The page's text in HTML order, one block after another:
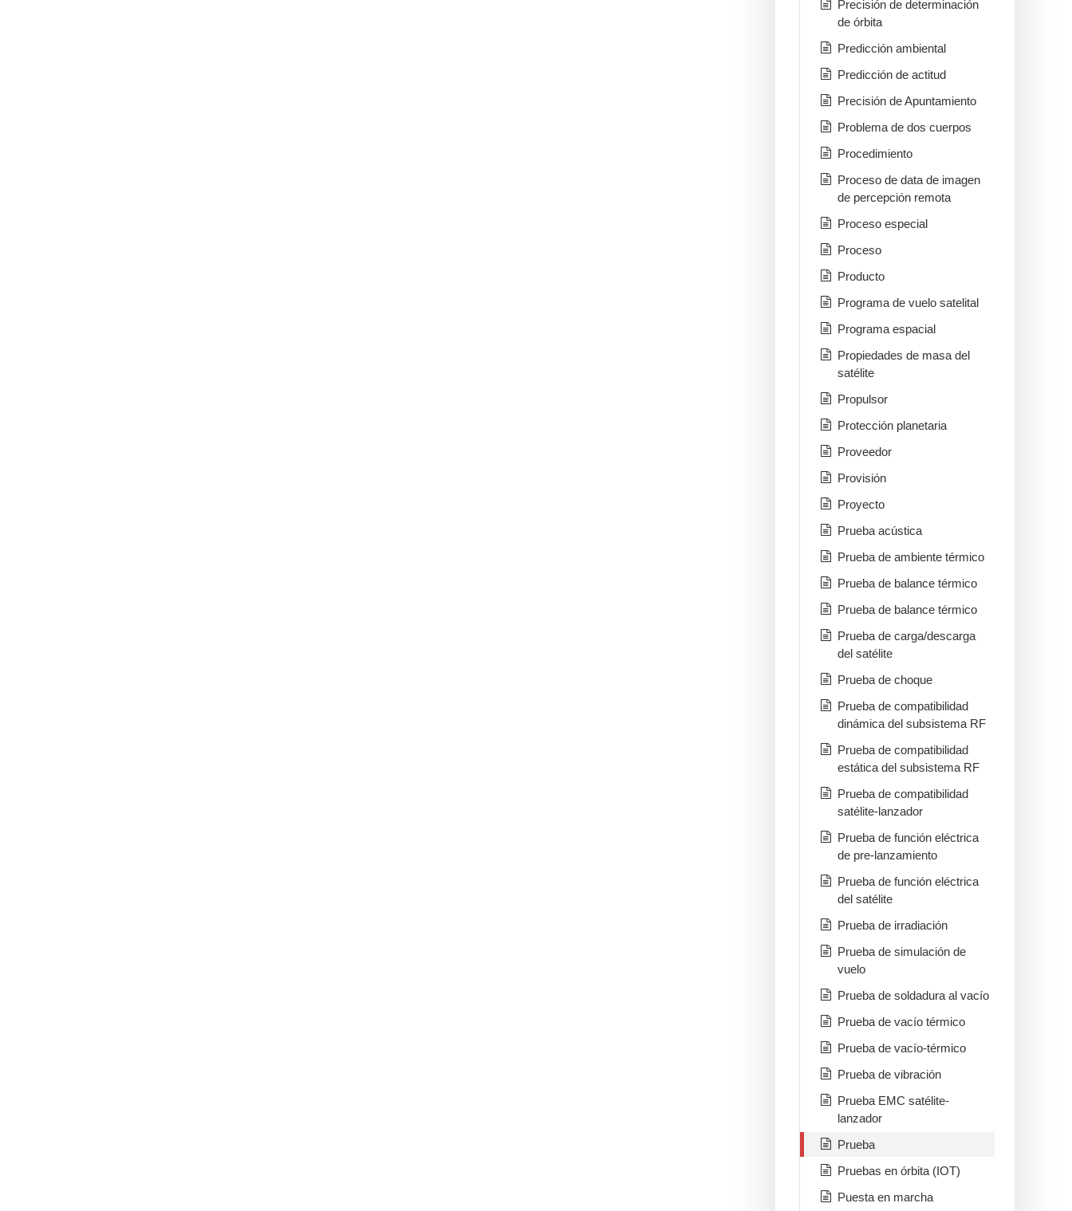
Precisión de determinación
de órbita
Predicción ambiental
Predicción de actitud
Precisión de Apuntamiento
Problema de dos cuerpos
Procedimiento
Proceso de data de imagen
de percepción remota
Proceso especial
Proceso
Producto
Programa de vuelo satelital
Programa espacial
Propiedades de masa del
satélite
Propulsor
Protección planetaria
Proveedor
Provisión
Proyecto
Prueba acústica
Prueba de ambiente térmico
Prueba de balance térmico
Prueba de balance térmico
Prueba de carga/descarga
del satélite
Prueba de choque
Prueba de compatibilidad
dinámica del subsistema RF
Prueba de compatibilidad
estática del subsistema RF
Prueba de compatibilidad
satélite-lanzador
Prueba de función eléctrica
de pre-lanzamiento
Prueba de función eléctrica
del satélite
Prueba de irradiación
Prueba de simulación de
vuelo
Prueba de soldadura al vacío
Prueba de vacío térmico
Prueba de vacío-térmico
Prueba de vibración
Prueba EMC satélite-
lanzador
Prueba
Pruebas en órbita (IOT)
Puesta en marcha